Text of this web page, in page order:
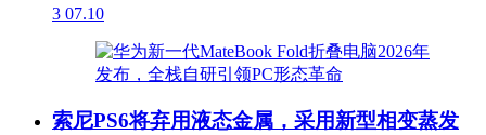
3 07.10
索尼PS6将弃用液态金属，采用新型相变蒸发